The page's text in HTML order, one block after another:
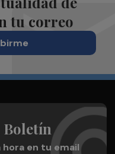
tu correo
Boletín
en tu email